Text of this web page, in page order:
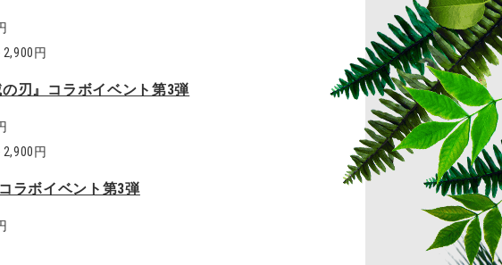
円
刃』コラボイベント第3弾
円
ラボイベント第3弾